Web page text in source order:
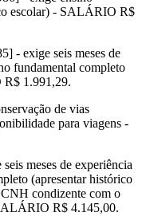
escolar) - SALÁRIO R$
- exige seis meses de
fundamental completo
R$ 1.991,29.
de vias
para viagens -
meses de experiência
(apresentar histórico
condizente com o
R$ 4.145,00.